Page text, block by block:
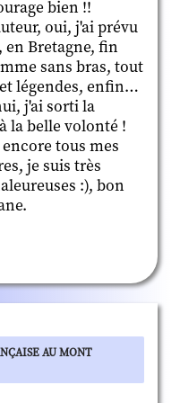
bien !!
oui, j'ai prévu
en Bretagne, fin
sans bras, tout
légendes, enfin…
j'ai sorti la
la belle volonté !
tous mes
je suis très
:), bon
AU MONT